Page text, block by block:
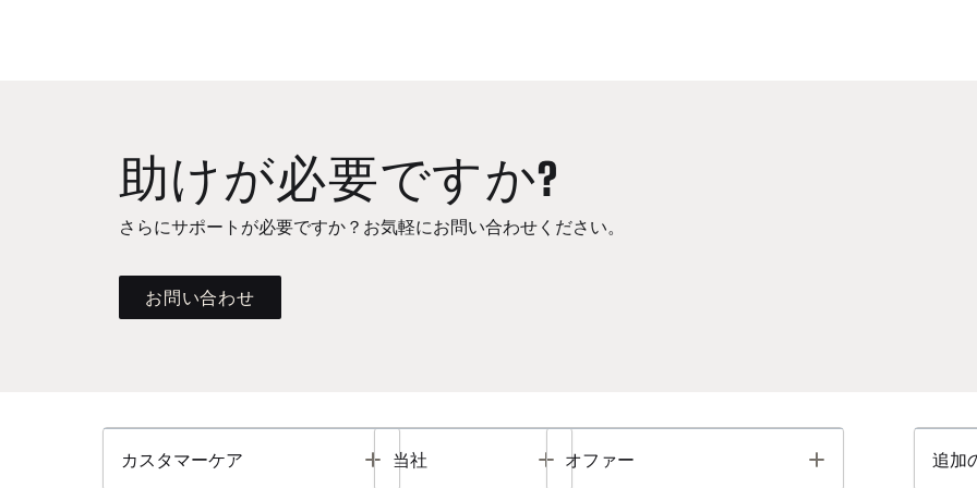
助けが必要ですか?
さらにサポートが必要ですか？お気軽にお問い合わせください。
お問い合わせ
カスタマーケア Toggle
当社 Toggle
オファー Toggle 追加